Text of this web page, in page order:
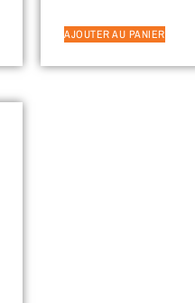
AJOUTER AU PANIER